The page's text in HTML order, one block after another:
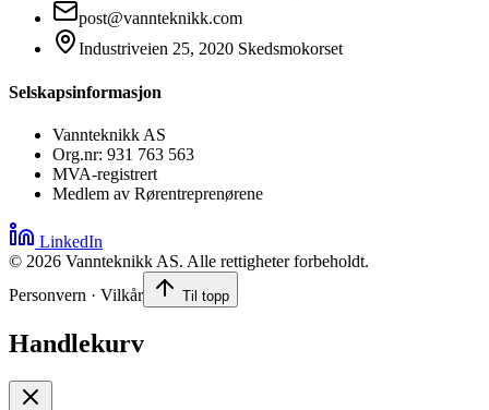
post@vannteknikk.com
Industriveien 25, 2020 Skedsmokorset
Selskapsinformasjon
Vannteknikk AS
Org.nr: 931 763 563
MVA-registrert
Medlem av Rørentreprenørene
LinkedIn
© 2026 Vannteknikk AS. Alle rettigheter forbeholdt.
Personvern · Vilkår
Til topp
Handlekurv